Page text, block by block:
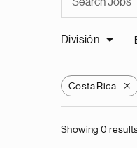
División
Costa Rica X
Showing 0